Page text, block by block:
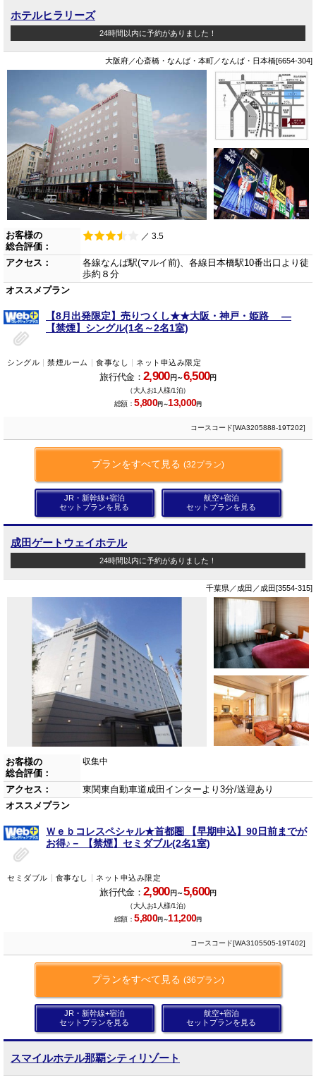
ホテルヒラリーズ
24時間以内に予約がありました！
大阪府／心斎橋・なんば・本町／なんば・日本橋[6654-304]
お客様の
総合評価：
／ 3.5
アクセス：
各線なんば駅(マルイ前)、各線日本橋駅10番出口より徒
歩約８分
オススメプラン
【8月出発限定】売りつくし★★大阪・神戸・姫路 ―
【禁煙】シングル(1名～2名1室)
シングル 禁煙ルーム 食事なし ネット申込み限定
旅行代金：2,900円～6,500円
（大人お1人様/1泊）
総額：5,800円～13,000円
コースコード[WA3205888-19T202]
プランをすべて見る (32プラン)
JR・新幹線+宿泊
セットプランを見る
航空+宿泊
セットプランを見る
成田ゲートウェイホテル
24時間以内に予約がありました！
千葉県／成田／成田[3554-315]
お客様の
総合評価：
収集中
アクセス：
東関東自動車道成田インターより3分/送迎あり
オススメプラン
Ｗｅｂコレスペシャル★首都圏 【早期申込】90日前までが
お得♪－ 【禁煙】セミダブル(2名1室)
セミダブル 食事なし ネット申込み限定
旅行代金：2,900円～5,600円
（大人お1人様/1泊）
総額：5,800円～11,200円
コースコード[WA3105505-19T402]
プランをすべて見る (36プラン)
JR・新幹線+宿泊
セットプランを見る
航空+宿泊
セットプランを見る
スマイルホテル那覇シティリゾート